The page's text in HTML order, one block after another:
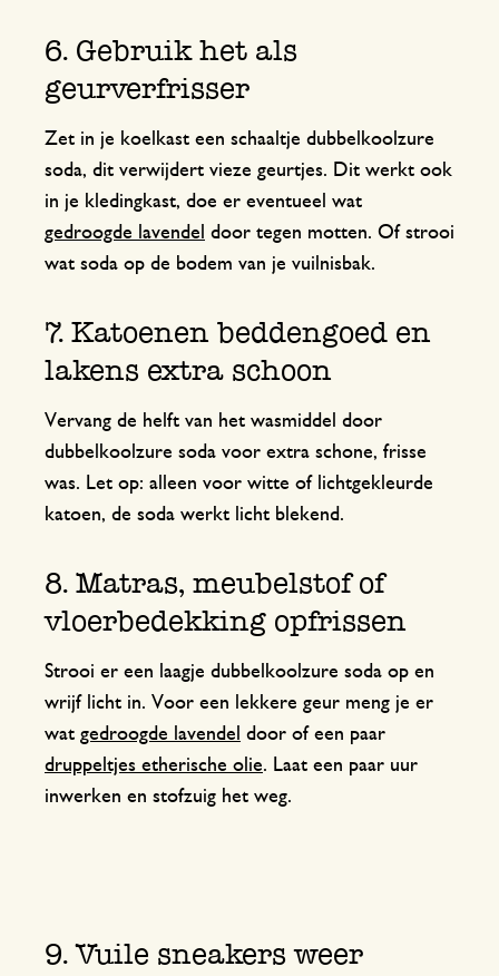
6. Gebruik het als
geurverfrisser
Zet in je koelkast een schaaltje dubbelkoolzure
soda, dit verwijdert vieze geurtjes. Dit werkt ook
in je kledingkast, doe er eventueel wat
gedroogde lavendel door tegen motten. Of strooi
wat soda op de bodem van je vuilnisbak.
7. Katoenen beddengoed en
lakens extra schoon
Vervang de helft van het wasmiddel door
dubbelkoolzure soda voor extra schone, frisse
was. Let op: alleen voor witte of lichtgekleurde
katoen, de soda werkt licht blekend.
8. Matras, meubelstof of
vloerbedekking opfrissen
Strooi er een laagje dubbelkoolzure soda op en
wrijf licht in. Voor een lekkere geur meng je er
wat gedroogde lavendel door of een paar
druppeltjes etherische olie. Laat een paar uur
inwerken en stofzuig het weg.
9. Vuile sneakers weer